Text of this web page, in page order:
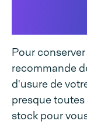
Pour
recommande
d'usure de
presque
stock pour